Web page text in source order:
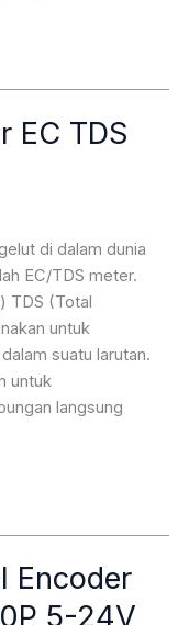
EC TDS
di dalam dunia
EC/TDS meter.
TDS (Total
untuk
suatu larutan.
untuk
langsung
Encoder
5-24V